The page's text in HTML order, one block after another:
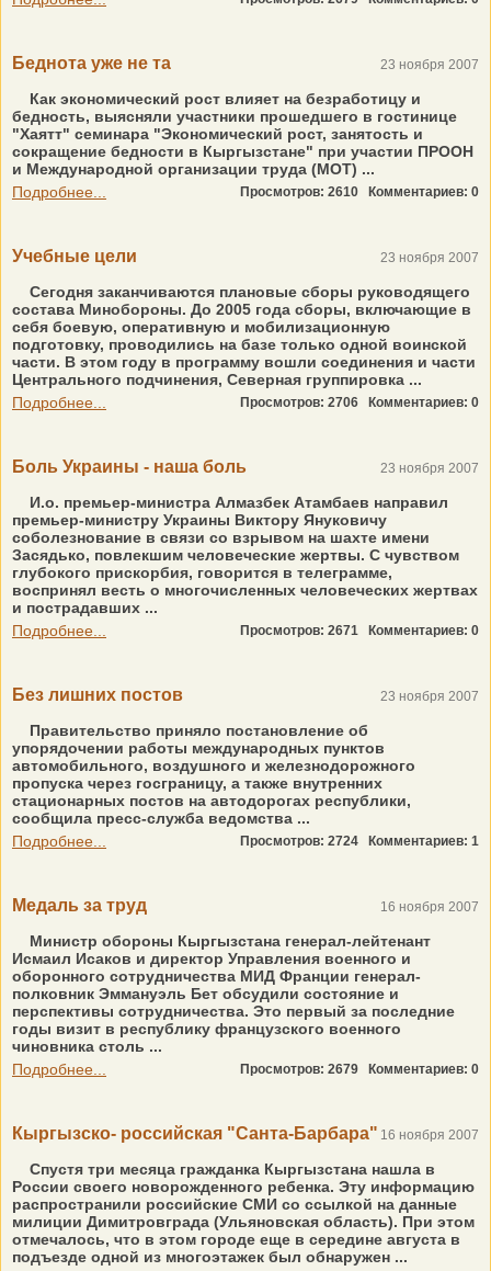
Беднота уже не та 23 ноября 2007
Как экономический рост влияет на безработицу и
бедность, выясняли участники прошедшего в гостинице
"Хаятт" семинара "Экономический рост, занятость и
сокращение бедности в Кыргызстане" при участии ПРООН
и Международной организации труда (МОТ) ...
Подробнее...
Просмотров: 2610 Комментариев: 0
Учебные цели 23 ноября 2007
Сегодня заканчиваются плановые сборы руководящего
состава Минобороны. До 2005 года сборы, включающие в
себя боевую, оперативную и мобилизационную
подготовку, проводились на базе только одной воинской
части. В этом году в программу вошли соединения и части
Центрального подчинения, Северная группировка ...
Подробнее...
Просмотров: 2706 Комментариев: 0
Боль Украины - наша боль 23 ноября 2007
И.о. премьер-министра Алмазбек Атамбаев направил
премьер-министру Украины Виктору Януковичу
соболезнование в связи со взрывом на шахте имени
Засядько, повлекшим человеческие жертвы. С чувством
глубокого прискорбия, говорится в телеграмме,
воспринял весть о многочисленных человеческих жертвах
и пострадавших ...
Подробнее...
Просмотров: 2671 Комментариев: 0
Без лишних постов 23 ноября 2007
Правительство приняло постановление об
упорядочении работы международных пунктов
автомобильного, воздушного и железнодорожного
пропуска через госграницу, а также внутренних
стационарных постов на автодорогах республики,
сообщила пресс-служба ведомства ...
Подробнее...
Просмотров: 2724 Комментариев: 1
Медаль за труд 16 ноября 2007
Министр обороны Кыргызстана генерал-лейтенант
Исмаил Исаков и директор Управления военного и
оборонного сотрудничества МИД Франции генерал-
полковник Эммануэль Бет обсудили состояние и
перспективы сотрудничества. Это первый за последние
годы визит в республику французского военного
чиновника столь ...
Подробнее...
Просмотров: 2679 Комментариев: 0
Кыргызско- российская "Санта-Барбара" 16 ноября 2007
Спустя три месяца гражданка Кыргызстана нашла в
России своего новорожденного ребенка. Эту информацию
распространили российские СМИ со ссылкой на данные
милиции Димитровграда (Ульяновская область). При этом
отмечалось, что в этом городе еще в середине августа в
подъезде одной из многоэтажек был обнаружен ...